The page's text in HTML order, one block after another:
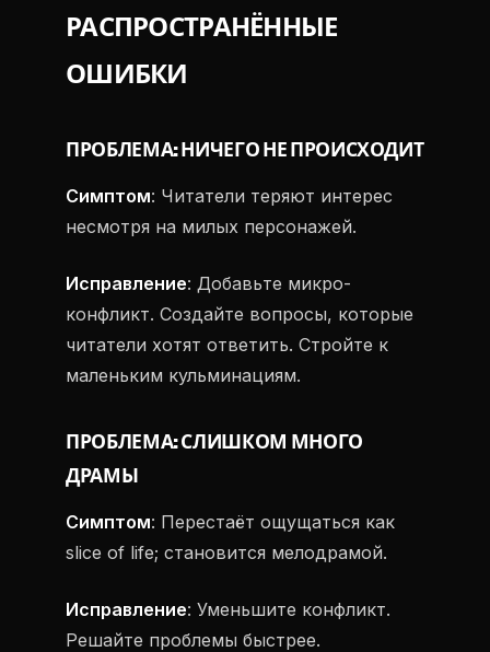
РАСПРОСТРАНЁННЫЕ
ОШИБКИ
ПРОБЛЕМА: НИЧЕГО НЕ ПРОИСХОДИТ
Симптом: Читатели теряют интерес
несмотря на милых персонажей.
Исправление: Добавьте микро-
конфликт. Создайте вопросы, которые
читатели хотят ответить. Стройте к
маленьким кульминациям.
ПРОБЛЕМА: СЛИШКОМ МНОГО
ДРАМЫ
Симптом: Перестаёт ощущаться как
slice of life; становится мелодрамой.
Исправление: Уменьшите конфликт.
Решайте проблемы быстрее.